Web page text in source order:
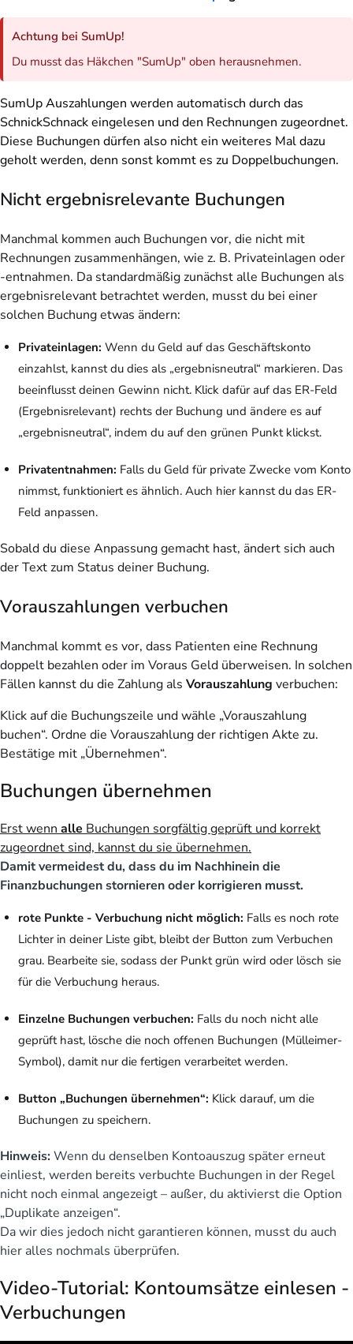
Achtung bei SumUp!
Du musst das Häkchen "SumUp" oben herausnehmen.
SumUp Auszahlungen werden automatisch durch das
SchnickSchnack eingelesen und den Rechnungen zugeordnet.
Diese Buchungen dürfen also nicht ein weiteres Mal dazu
geholt werden, denn sonst kommt es zu Doppelbuchungen.
Nicht ergebnisrelevante Buchungen
Manchmal kommen auch Buchungen vor, die nicht mit
Rechnungen zusammenhängen, wie z. B. Privateinlagen oder
-entnahmen. Da standardmäßig zunächst alle Buchungen als
ergebnisrelevant betrachtet werden, musst du bei einer
solchen Buchung etwas ändern:
Privateinlagen: Wenn du Geld auf das Geschäftskonto
einzahlst, kannst du dies als „ergebnisneutral“ markieren. Das
beeinflusst deinen Gewinn nicht. Klick dafür auf das ER-Feld
(Ergebnisrelevant) rechts der Buchung und ändere es auf
„ergebnisneutral“, indem du auf den grünen Punkt klickst.
Privatentnahmen: Falls du Geld für private Zwecke vom Konto
nimmst, funktioniert es ähnlich. Auch hier kannst du das ER-
Feld anpassen.
Sobald du diese Anpassung gemacht hast, ändert sich auch
der Text zum Status deiner Buchung.
Vorauszahlungen verbuchen
Manchmal kommt es vor, dass Patienten eine Rechnung
doppelt bezahlen oder im Voraus Geld überweisen. In solchen
Fällen kannst du die Zahlung als Vorauszahlung verbuchen:
Klick auf die Buchungszeile und wähle „Vorauszahlung
buchen“. Ordne die Vorauszahlung der richtigen Akte zu.
Bestätige mit „Übernehmen“.
Buchungen übernehmen
Erst wenn alle Buchungen sorgfältig geprüft und korrekt
zugeordnet sind, kannst du sie übernehmen.
Damit vermeidest du, dass du im Nachhinein die
Finanzbuchungen stornieren oder korrigieren musst.
rote Punkte - Verbuchung nicht möglich: Falls es noch rote
Lichter in deiner Liste gibt, bleibt der Button zum Verbuchen
grau. Bearbeite sie, sodass der Punkt grün wird oder lösch sie
für die Verbuchung heraus.
Einzelne Buchungen verbuchen: Falls du noch nicht alle
geprüft hast, lösche die noch offenen Buchungen (Mülleimer-
Symbol), damit nur die fertigen verarbeitet werden.
Button „Buchungen übernehmen“: Klick darauf, um die
Buchungen zu speichern.
Hinweis: Wenn du denselben Kontoauszug später erneut
einliest, werden bereits verbuchte Buchungen in der Regel
nicht noch einmal angezeigt – außer, du aktivierst die Option
„Duplikate anzeigen“.
Da wir dies jedoch nicht garantieren können, musst du auch
hier alles nochmals überprüfen.
Video-Tutorial: Kontoumsätze einlesen -
Verbuchungen